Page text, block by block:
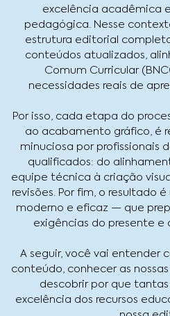
excelência acadêmica
pedagógica. Nesse
estrutura editorial
conteúdos atualizados,
Comum Curricular
necessidades reais de
Por isso, cada etapa do
ao acabamento gráfico, é
minuciosa por profissionais
qualificados: do
equipe técnica à criação
revisões. Por fim, o resultado
moderno e eficaz — que
exigências do presente e
A seguir, você vai entender
conteúdo, conhecer as
descobrir por que
excelência dos recursos